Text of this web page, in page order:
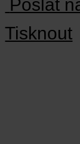
Poslat
Tisknout